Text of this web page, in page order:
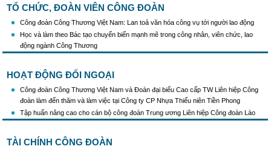
TỔ CHỨC, ĐOÀN VIÊN CÔNG ĐOÀN
Công đoàn Công Thương Việt Nam: Lan toả văn hóa công vụ tới người lao động
Học và làm theo Bác tạo chuyển biến mạnh mẽ trong công nhân, viên chức, lao
động ngành Công Thương
HOẠT ĐỘNG ĐỐI NGOẠI
Công đoàn Công Thương Việt Nam và Đoàn đại biểu Cao cấp TW Liên hiệp Công
đoàn làm đến thăm và làm việc tại Công ty CP Nhựa Thiếu niên Tiền Phong
Tập huấn nâng cao cho cán bộ công đoàn Trung ương Liên hiệp Công đoàn Lào
TÀI CHÍNH CÔNG ĐOÀN